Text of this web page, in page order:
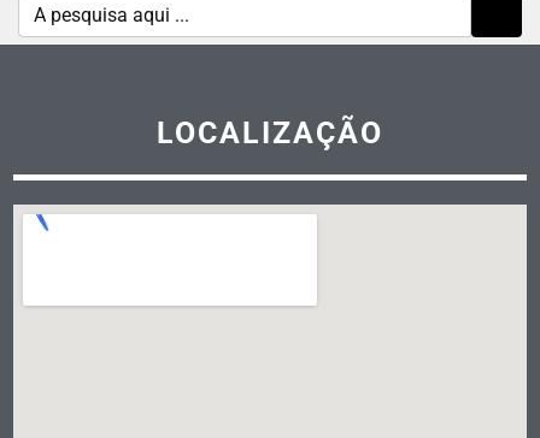
LOCALIZAÇÃO